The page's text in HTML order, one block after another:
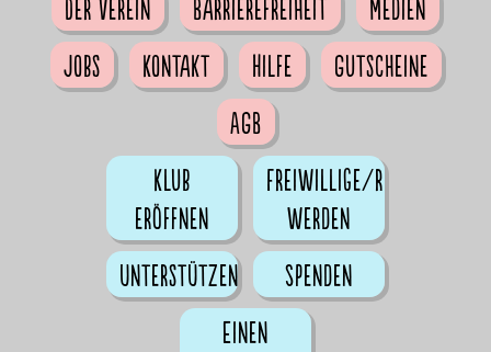
Der Verein Barrierefreiheit
Medien
Jobs
Kontakt Hilfe
Gutscheine
AGB
Klub
eröffnen
Freiwillige/r
werden
Unterstützen
Spenden
Einen